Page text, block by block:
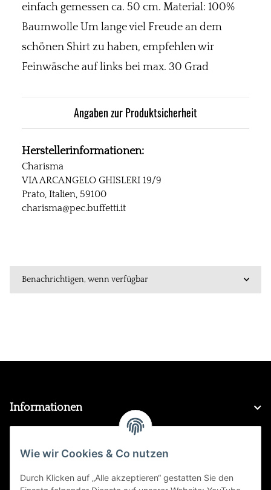
Wie wir Cookies & Co nutzen
Durch Klicken auf „Alle akzeptieren“ gestatten Sie den
einfach gemessen ca. 50 cm. Material: 100%
Baumwolle Um lange viel Freude an dem
schönen Shirt zu haben, empfehlen wir
Feinwäsche auf links bei max. 30 Grad
Angaben zur Produktsicherheit
Herstellerinformationen:
Charisma
VIA ARCANGELO GHISLERI 19/9
Prato, Italien, 59100
charisma@pec.buffetti.it
Benachrichtigen, wenn verfügbar
Informationen
FAQ